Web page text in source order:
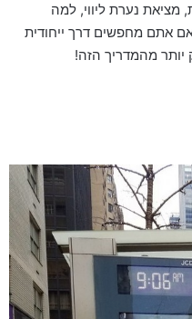
מציאת נערת ליווי, למה
אתם מחפשים דרך ייחודית
מהמדריך הזה!